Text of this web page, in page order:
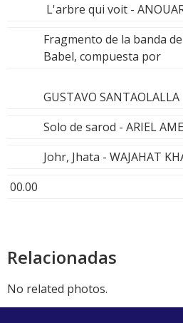
L'arbre qui voit -
Fragmento de la banda
Babel, compuesta por
GUSTAVO SANTAOLALLA
Solo de sarod - ARIEL
Johr, Jhata - WAJAHAT
00.00
Relacionadas
No related photos.